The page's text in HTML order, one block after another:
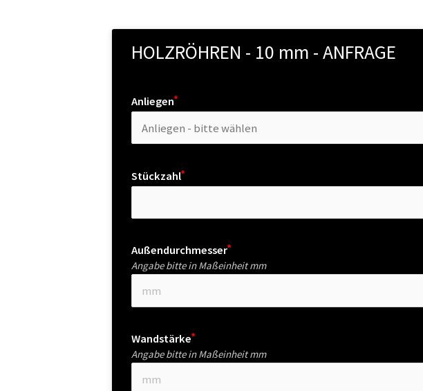
HOLZRÖHREN - 10 mm - ANFRAGE
Anliegen
Stückzahl
Außendurchmesser
Angabe bitte in Maßeinheit mm
Wandstärke
Angabe bitte in Maßeinheit mm